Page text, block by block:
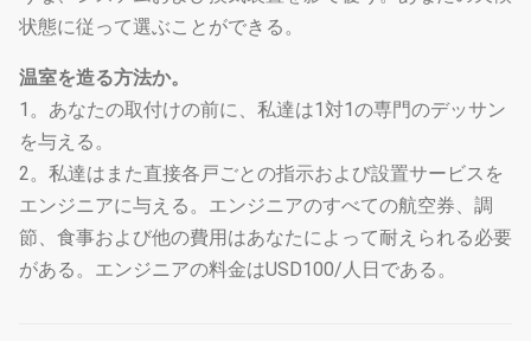
状態に従って選ぶことができる。
温室を造る方法か。
1。あなたの取付けの前に、私達は1対1の専門のデッサン
を与える。
2。私達はまた直接各戸ごとの指示および設置サービスを
エンジニアに与える。エンジニアのすべての航空券、調
節、食事および他の費用はあなたによって耐えられる必要
がある。エンジニアの料金はUSD100/人日である。